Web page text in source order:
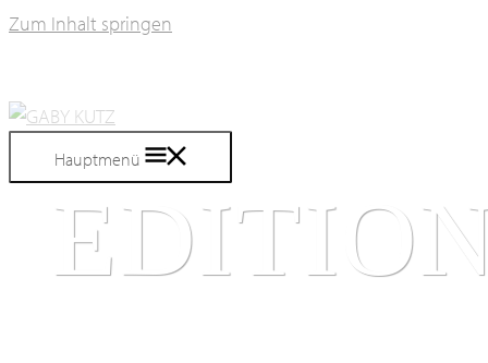
Zum Inhalt springen
Hauptmenü